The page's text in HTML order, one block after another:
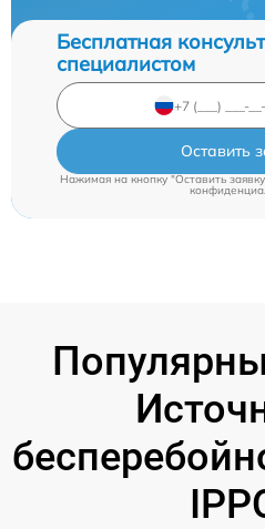
Бесплатная
специалистом
Оставить
Нажимая на кнопку "Оставить